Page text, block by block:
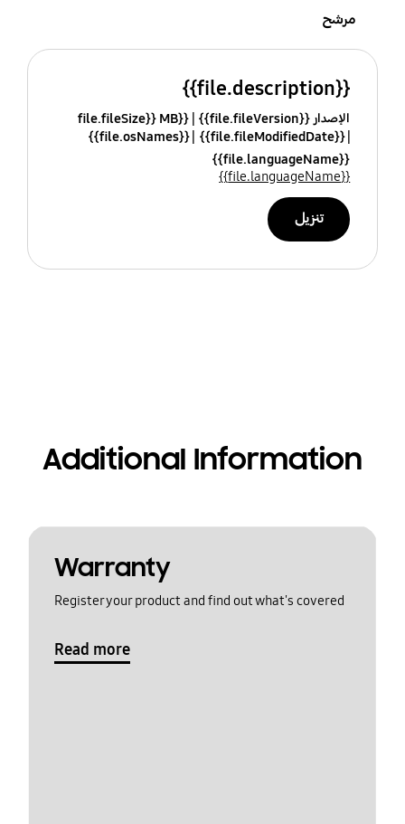
مرشح
{{file.description}}
الإصدار {{file.fileVersion}}
{{file.fileSize}} MB
{{file.fileModifiedDate}}
{{file.osNames}}
{{file.languageName}}
{{file.languageName}}
تنزيل
Additional Information
Warranty
Register your product and find out what's covered
Read more